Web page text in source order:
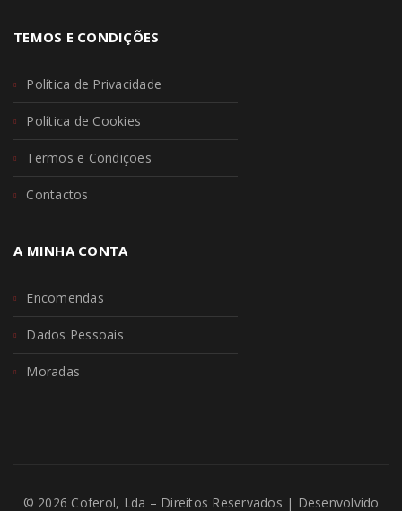
TEMOS E CONDIÇÕES
Política de Privacidade
Política de Cookies
Termos e Condições
Contactos
A MINHA CONTA
Encomendas
Dados Pessoais
Moradas
© 2026 Coferol, Lda – Direitos Reservados | Desenvolvido